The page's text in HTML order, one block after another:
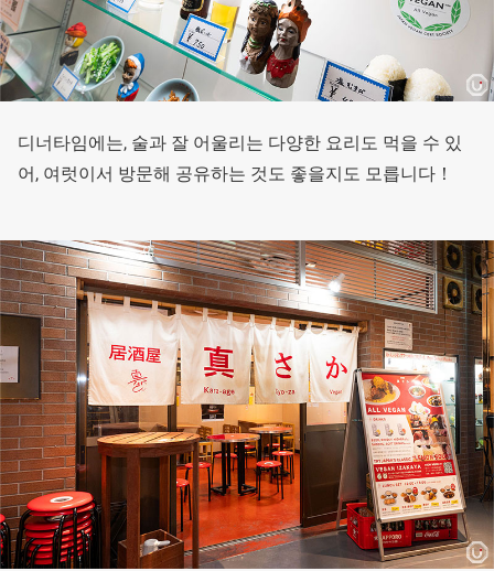
디너타임에는, 술과 잘 어울리는 다양한 요리도 먹을 수 있
어, 여럿이서 방문해 공유하는 것도 좋을지도 모릅니다！